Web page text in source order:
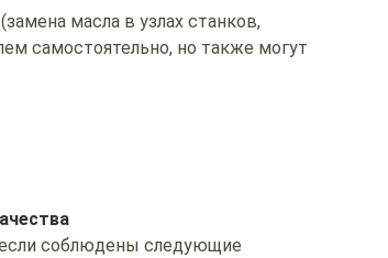
масла в узлах станков,
самостоятельно, но также могут
соблюдены следующие